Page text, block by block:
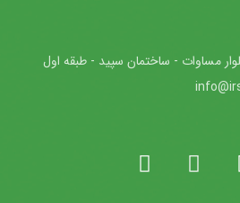
مساوات - ساختمان سپید - طبقه اول